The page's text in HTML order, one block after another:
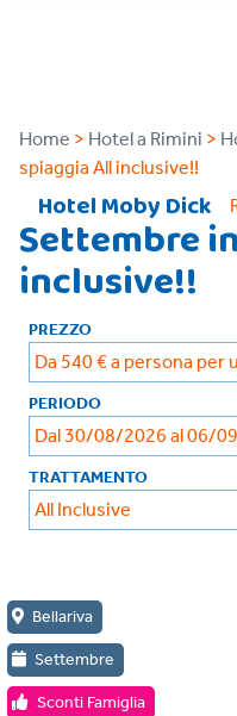
Home > Hotel a Rimini >
spiaggia All inclusive!!
Hotel Moby Dick
Settembre
inclusive!!
PREZZO
Da 540 € a persona per
PERIODO
Dal 30/08/2026 al 06/
TRATTAMENTO
All Inclusive
Bellariva
Settembre
Sconti Famiglia